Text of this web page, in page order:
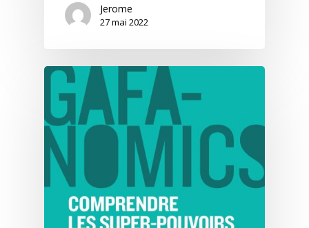
Jerome
27 mai 2022